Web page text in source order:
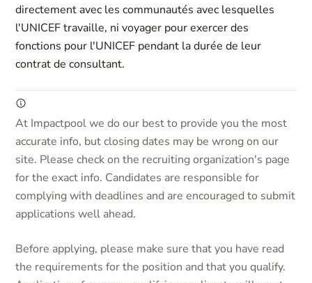
directement avec les communautés avec lesquelles
l'UNICEF travaille, ni voyager pour exercer des
fonctions pour l'UNICEF pendant la durée de leur
contrat de consultant.
At Impactpool we do our best to provide you the most
accurate info, but closing dates may be wrong on our
site. Please check on the recruiting organization's page
for the exact info. Candidates are responsible for
complying with deadlines and are encouraged to submit
applications well ahead.
Before applying, please make sure that you have read
the requirements for the position and that you qualify.